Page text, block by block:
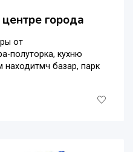
города
от
полуторка, кухню
находитмч базар, парк